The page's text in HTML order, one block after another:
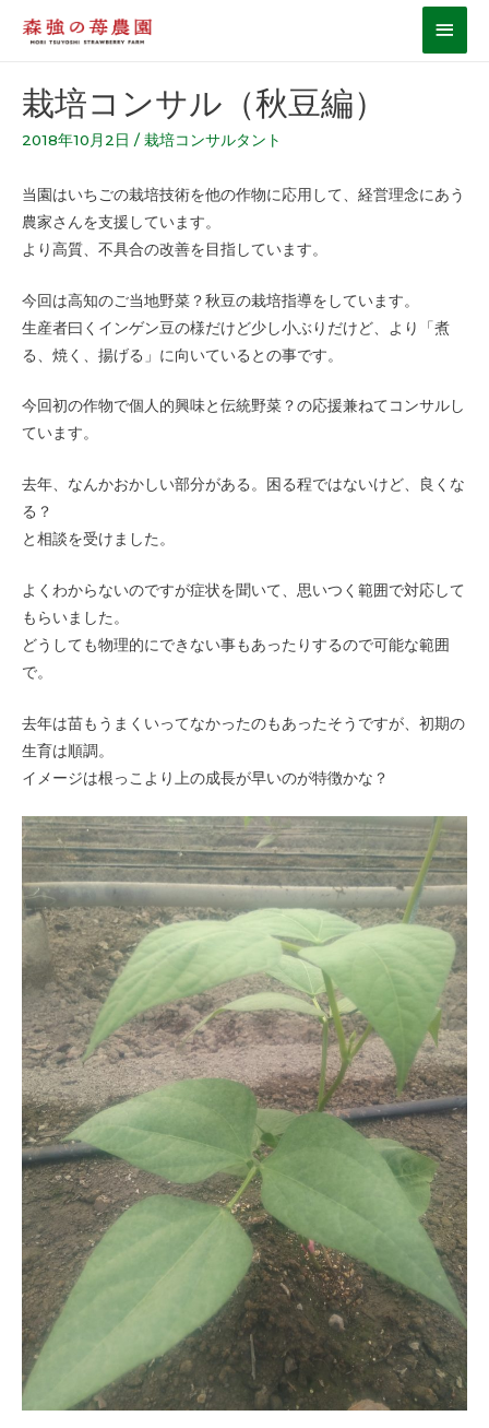
栽培コンサル（秋豆編）
2018年10月2日 / 栽培コンサルタント
当園はいちごの栽培技術を他の作物に応用して、経営理念にあう
農家さんを支援しています。
より高質、不具合の改善を目指しています。
今回は高知のご当地野菜？秋豆の栽培指導をしています。
生産者曰くインゲン豆の様だけど少し小ぶりだけど、より「煮
る、焼く、揚げる」に向いているとの事です。
今回初の作物で個人的興味と伝統野菜？の応援兼ねてコンサルし
ています。
去年、なんかおかしい部分がある。困る程ではないけど、良くな
る？
と相談を受けました。
よくわからないのですが症状を聞いて、思いつく範囲で対応して
もらいました。
どうしても物理的にできない事もあったりするので可能な範囲
で。
去年は苗もうまくいってなかったのもあったそうですが、初期の
生育は順調。
イメージは根っこより上の成長が早いのが特徴かな？